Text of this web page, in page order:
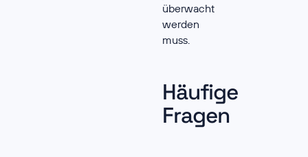
überwacht
werden
muss.
Häufige
Fragen